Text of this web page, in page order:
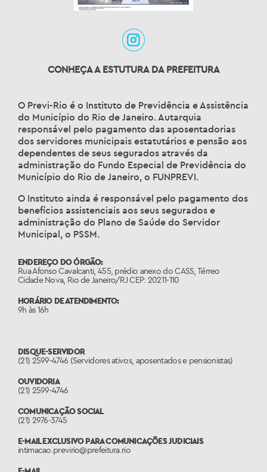
CONHEÇA A ESTUTURA DA PREFEITURA
O Previ-Rio é o Instituto de Previdência e Assistência
do Município do Rio de Janeiro. Autarquia
responsável pelo pagamento das aposentadorias
dos servidores municipais estatutários e pensão aos
dependentes de seus segurados através da
administração do Fundo Especial de Previdência do
Município do Rio de Janeiro, o FUNPREVI.
O Instituto ainda é responsável pelo pagamento dos
benefícios assistenciais aos seus segurados e
administração do Plano de Saúde do Servidor
Municipal, o PSSM.
ENDEREÇO DO ÓRGÃO:
Rua Afonso Cavalcanti, 455, prédio anexo do CASS, Térreo
Cidade Nova, Rio de Janeiro/RJ CEP: 20211-110
HORÁRIO DE ATENDIMENTO:
9h às 16h
DISQUE-SERVIDOR
(21) 2599-4746 (Servidores ativos, aposentados e pensionistas)
OUVIDORIA
(21) 2599-4746
COMUNICAÇÃO SOCIAL
(21) 2976-3745
E-MAIL EXCLUSIVO PARA COMUNICAÇÕES JUDICIAIS
intimacao.previrio@prefeitura.rio